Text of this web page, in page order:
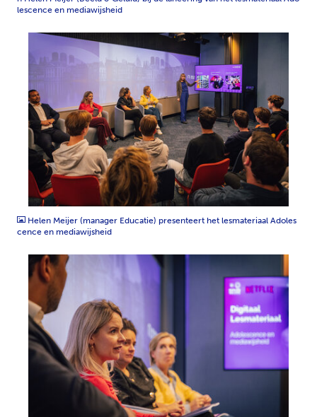
lescence en mediawijsheid
JPG
Helen Meijer (manager Educatie) presenteert het lesmateriaal Adoles
cence en mediawijsheid